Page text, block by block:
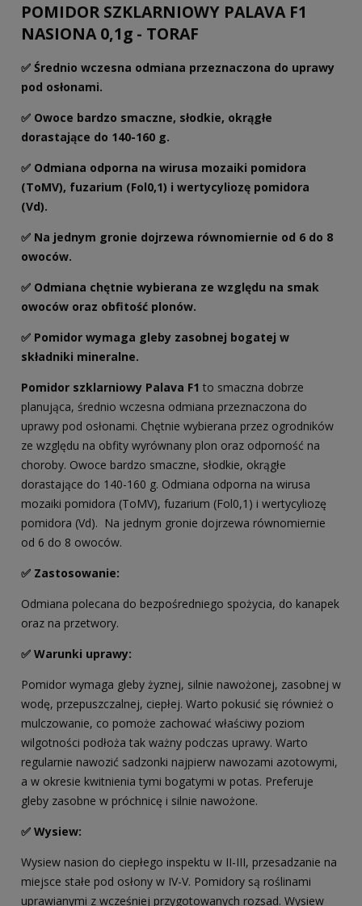
POMIDOR SZKLARNIOWY PALAVA F1
NASIONA 0,1g - TORAF
✅ Średnio wczesna odmiana przeznaczona do uprawy
pod osłonami.
✅ Owoce bardzo smaczne, słodkie, okrągłe
dorastające do 140-160 g.
✅ Odmiana odporna na wirusa mozaiki pomidora
(ToMV), fuzarium (Fol0,1) i wertycyliozę pomidora
(Vd).
✅ Na jednym gronie dojrzewa równomiernie od 6 do 8
owoców.
✅ Odmiana chętnie wybierana ze względu na smak
owoców oraz obfitość plonów.
✅ Pomidor wymaga gleby zasobnej bogatej w
składniki mineralne.
Pomidor szklarniowy Palava F1 to smaczna dobrze
planująca, średnio wczesna odmiana przeznaczona do
uprawy pod osłonami. Chętnie wybierana przez ogrodników
ze względu na obfity wyrównany plon oraz odporność na
choroby. Owoce bardzo smaczne, słodkie, okrągłe
dorastające do 140-160 g. Odmiana odporna na wirusa
mozaiki pomidora (ToMV), fuzarium (Fol0,1) i wertycyliozę
pomidora (Vd). Na jednym gronie dojrzewa równomiernie
od 6 do 8 owoców.
✅ Zastosowanie:
Odmiana polecana do bezpośredniego spożycia, do kanapek
oraz na przetwory.
✅ Warunki uprawy:
Pomidor wymaga gleby żyznej, silnie nawożonej, zasobnej w
wodę, przepuszczalnej, ciepłej. Warto pokusić się również o
mulczowanie, co pomoże zachować właściwy poziom
wilgotności podłoża tak ważny podczas uprawy. Warto
regularnie nawozić sadzonki najpierw nawozami azotowymi,
a w okresie kwitnienia tymi bogatymi w potas. Preferuje
gleby zasobne w próchnicę i silnie nawożone.
✅ Wysiew:
Wysiew nasion do ciepłego inspektu w II-III, przesadzanie na
miejsce stałe pod osłony w IV-V. Pomidory są roślinami
uprawianymi z wcześniej przygotowanych rozsad. Wysiew